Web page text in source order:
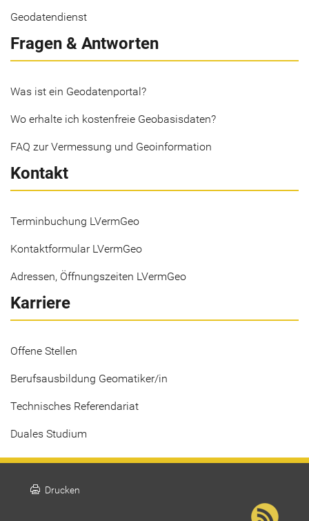
Geodatendienst
Fragen & Antworten
Was ist ein Geodatenportal?
Wo erhalte ich kostenfreie Geobasisdaten?
FAQ zur Vermessung und Geoinformation
Kontakt
Terminbuchung LVermGeo
Kontaktformular LVermGeo
Adressen, Öffnungszeiten LVermGeo
Karriere
Offene Stellen
Berufsausbildung Geomatiker/in
Technisches Referendariat
Duales Studium
print Drucken